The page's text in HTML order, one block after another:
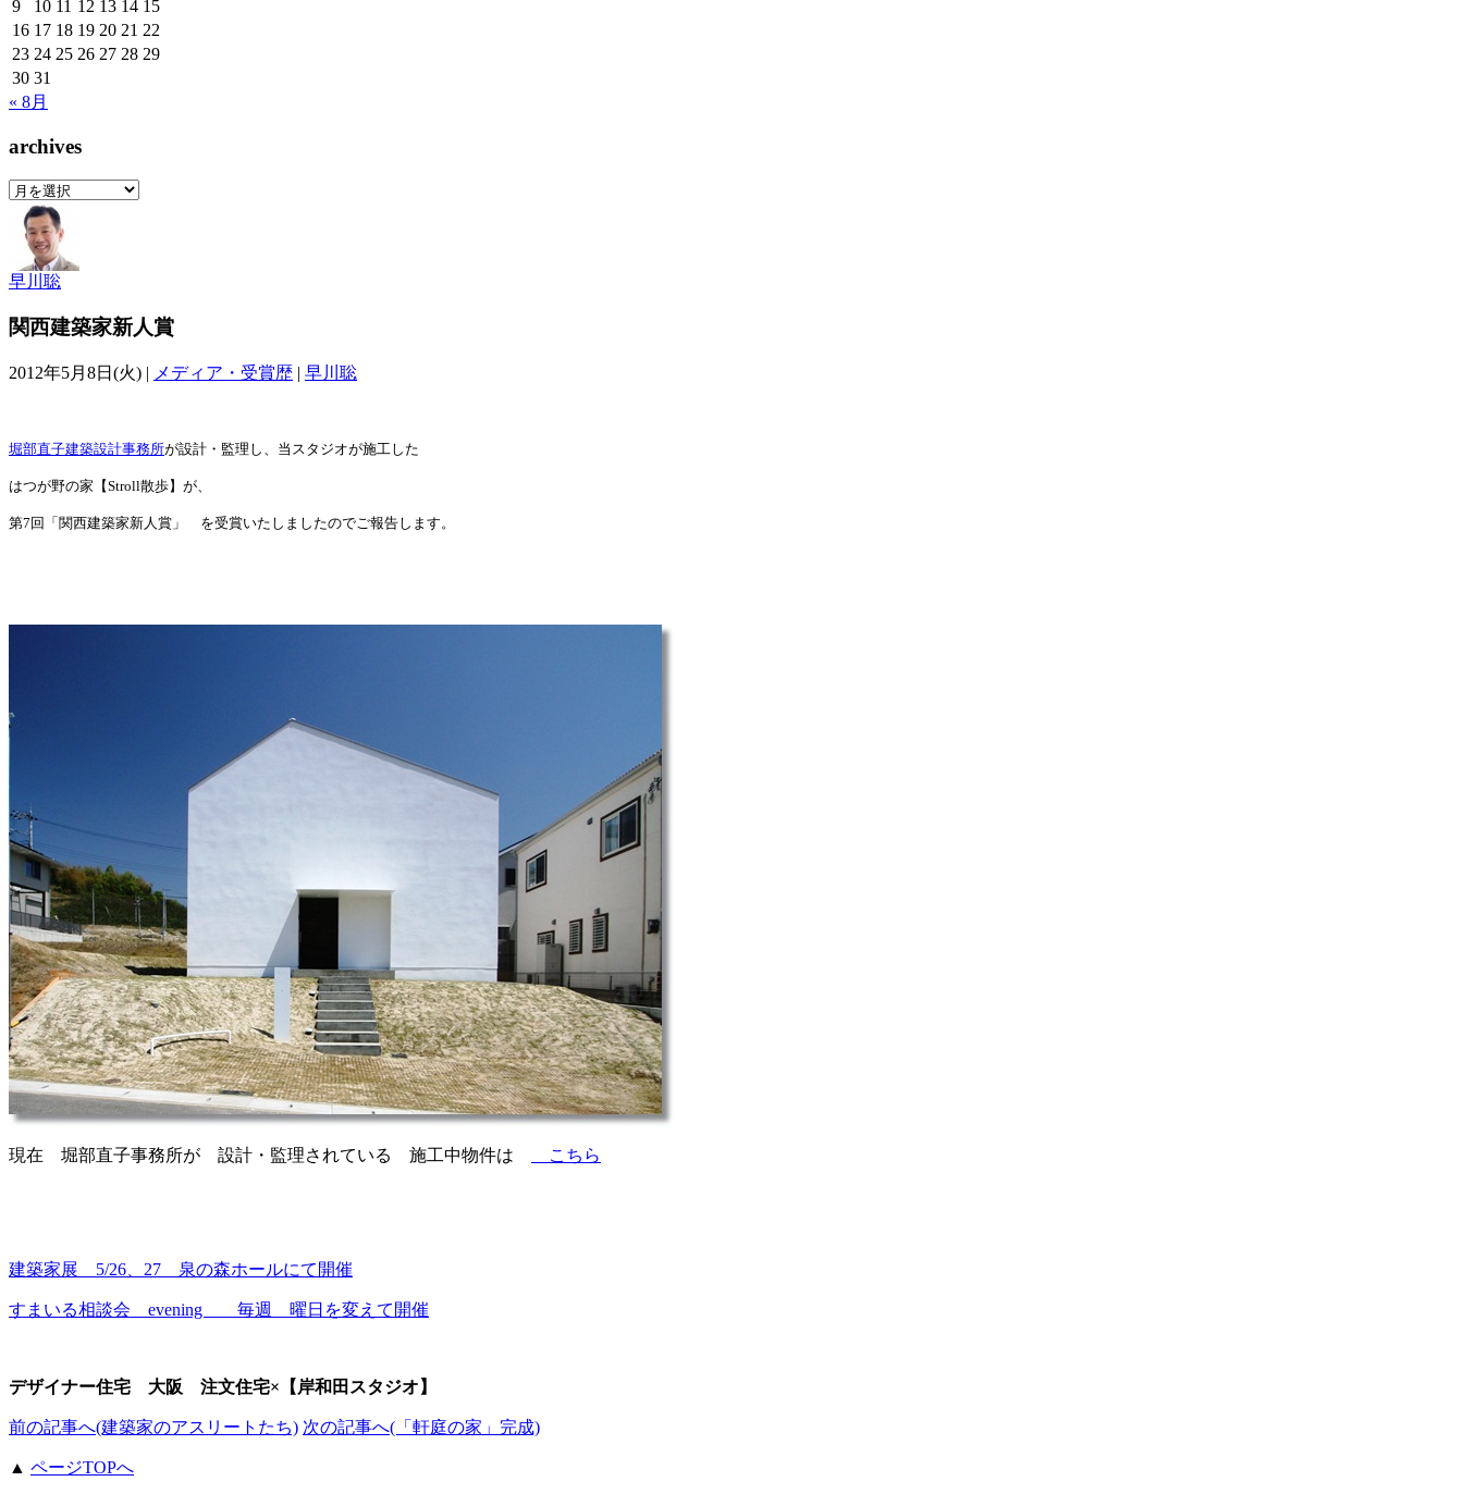
9
10 11 12 13 14 15
16 17 18 19 20 21 22
23 24 25 26 27 28 29
30 31
« 8月
archives
archives
早川聡
関西建築家新人賞
2012年5月8日(火) | メディア・受賞歴 | 早川聡
堀部直子建築設計事務所が設計・監理し、当スタジオが施工した
はつが野の家【Stroll散歩】が、
第7回「関西建築家新人賞」 を受賞いたしましたのでご報告します。
現在 堀部直子事務所が 設計・監理されている 施工中物件は こちら
建築家展 5/26、27 泉の森ホールにて開催
すまいる相談会 evening 毎週 曜日を変えて開催
デザイナー住宅 大阪 注文住宅×【岸和田スタジオ】
前の記事へ(建築家のアスリートたち) 次の記事へ(「軒庭の家」完成)
▲ ページTOPへ